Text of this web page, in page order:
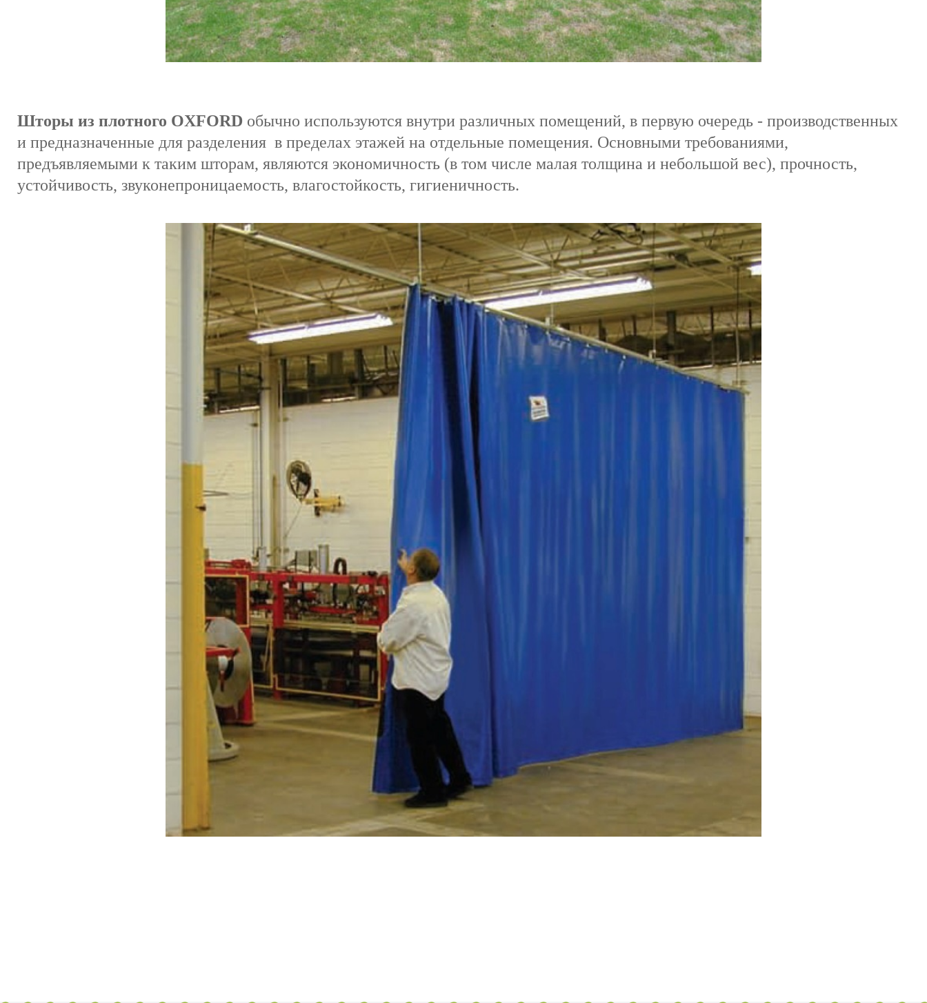
Шторы из плотного OXFORD обычно используются внутри различных помещений, в первую очередь - производственных
и предназначенные для разделения в пределах этажей на отдельные помещения. Основными требованиями,
предъявляемыми к таким шторам, являются экономичность (в том числе малая толщина и небольшой вес), прочность,
устойчивость, звуконепроницаемость, влагостойкость, гигиеничность.